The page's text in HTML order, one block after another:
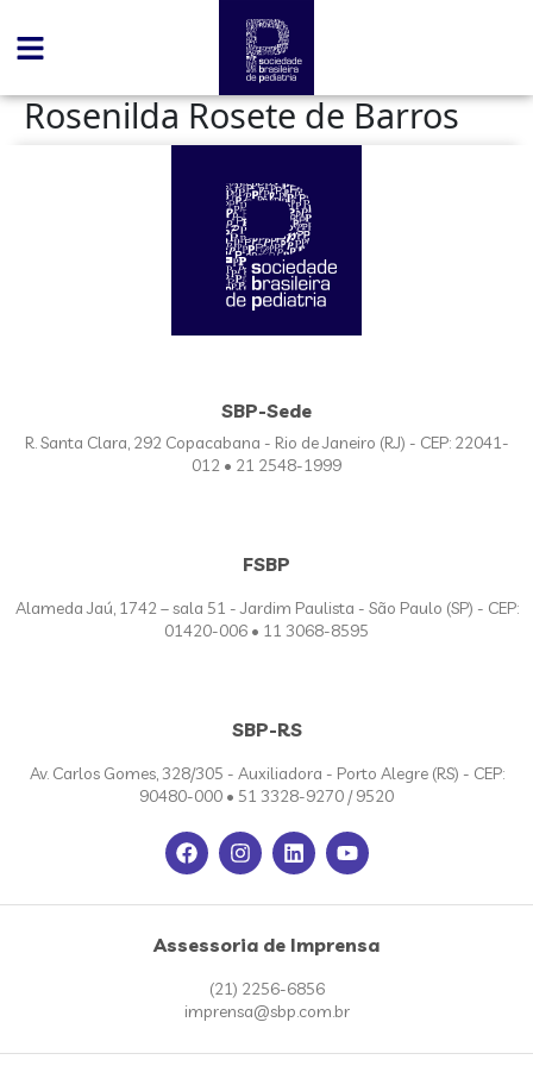
Rosenilda Rosete de Barros
SBP-Sede
R. Santa Clara, 292 Copacabana - Rio de Janeiro (RJ) - CEP: 22041-
012 • 21 2548-1999
FSBP
Alameda Jaú, 1742 – sala 51 - Jardim Paulista - São Paulo (SP) - CEP:
01420-006 • 11 3068-8595
SBP-RS
Av. Carlos Gomes, 328/305 - Auxiliadora - Porto Alegre (RS) - CEP:
90480-000 • 51 3328-9270 / 9520
Assessoria de Imprensa
(21) 2256-6856
imprensa@sbp.com.br